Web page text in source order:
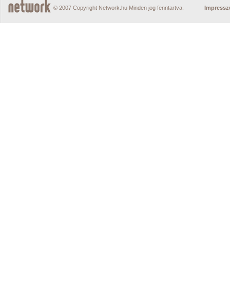
© 2007 Copyright Network.hu Minden jog fenntartva.